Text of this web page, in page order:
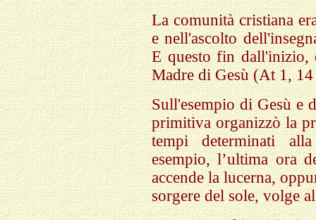
La comunità cristiana
e nell'ascolto
E questo fin dall'inizio,
Madre di Gesù (At 1,
Sull'esempio di Gesù e
primitiva organizzò la
tempi determinati
esempio, l’ultima ora
accende la lucerna,
sorgere del sole, volge